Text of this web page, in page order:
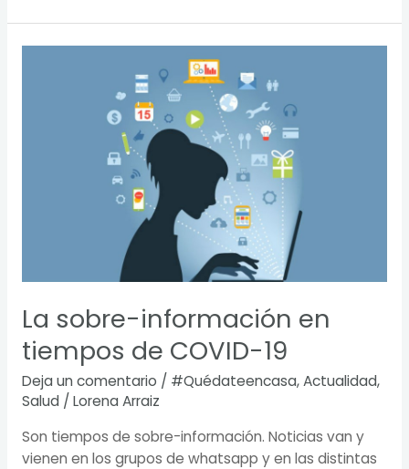
La sobre-información en
tiempos de COVID-19
Deja un comentario / #Quédateencasa,Actualidad,
Salud / Lorena Arraiz
Son tiempos de sobre-información. Noticias van y
vienen en los grupos de whatsapp y en las distintas